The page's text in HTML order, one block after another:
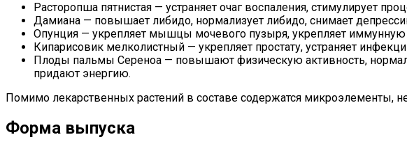
Расторопша пятнистая — устраняет очаг воспаления, стимулирует
Дамиана — повышает либидо, нормализует либидо, снимает
Опунция — укрепляет мышцы мочевого пузыря, укрепляет
Кипарисовик мелколистный — укрепляет простату, устраняет
Плоды пальмы Сереноа — повышают физическую активность,
придают энергию.
Помимо лекарственных растений в составе содержатся микроэлементы,
Форма выпуска